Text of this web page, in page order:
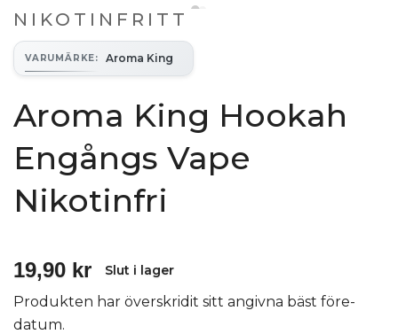
NIKOTINFRITT
VARUMÄRKE: Aroma King
Aroma King Hookah
Engångs Vape
Nikotinfri
19,90 kr Slut i lager
Produkten har överskridit sitt angivna bäst före-
datum.